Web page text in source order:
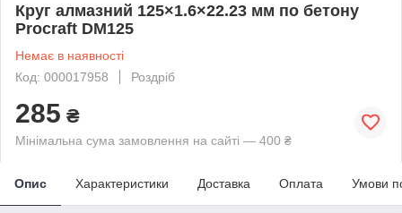
Круг алмазний 125×1.6×22.23 мм по бетону
Procraft DM125
Немає в наявності
Код: 000017958
Роздріб
285 ₴
Мінімальна сума замовлення на сайті — 400 ₴
Опис Характеристики Доставка Оплата Умови